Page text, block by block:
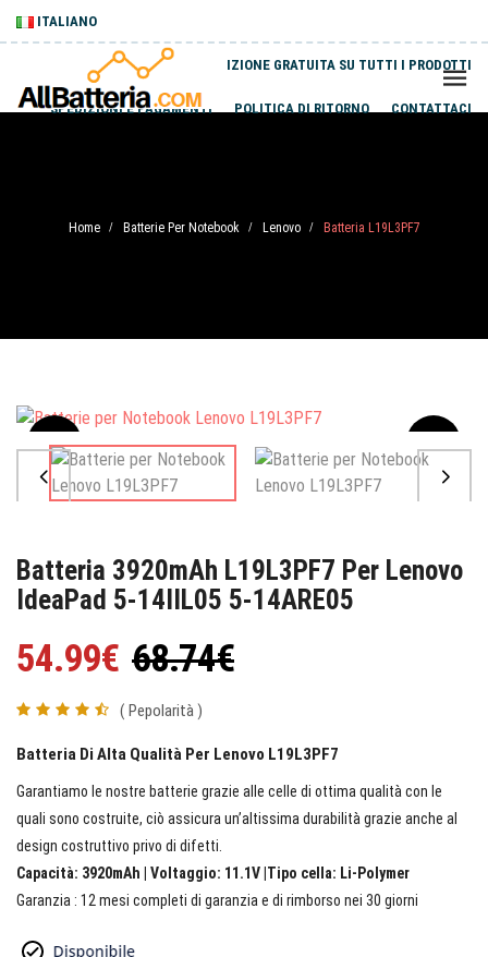
ITALIANO
SPEDIZIONE GRATUITA SU TUTTI I PRODOTTI
SPEDIZIONI E PAGAMENTI POLITICA DI RITORNO CONTATTACI
Home / Batterie Per Notebook / Lenovo / Batteria L19L3PF7
Sale
Batteria 3920mAh L19L3PF7 Per Lenovo
IdeaPad 5-14IIL05 5-14ARE05
54.99€ 68.74€
( Pepolarità )
Batteria Di Alta Qualità Per Lenovo L19L3PF7
Garantiamo le nostre batterie grazie alle celle di ottima qualità con le
quali sono costruite, ciò assicura un’altissima durabilità grazie anche al
design costruttivo privo di difetti.
Capacità: 3920mAh | Voltaggio: 11.1V |Tipo cella: Li-Polymer
Garanzia : 12 mesi completi di garanzia e di rimborso nei 30 giorni